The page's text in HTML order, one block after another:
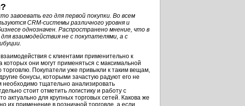
завоевать его для первой покупки. Во всем
CRM-системы различного уровня и
однозначен. Распространено мнение, что в
взаимодействия не с покупателями, а с
с клиентами применительно к
которых они могут применяться с максимальной
Покупатели уже привыкли к таким вещам,
бонусы, которыми зачастую радуют его не
тщательно анализировать
стоит отметить логистику и работу с
актуально для крупных торговых сетей. Какова же
их применение в розничной торговле, а если